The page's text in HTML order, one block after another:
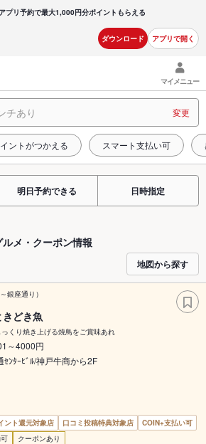
プリ予約で最大1,000円分ポイントもらえる
ダウンロード アプリで開く
マイメニュー
あり 変更
ントがつかえる スマート支払い可
明日予約できる 日時指定
メ・クーポン情報
地図から探す
銀座通り）
どき魚
くり焼き上げる焼鳥をご賞味あれ
～4000円
ｾﾝﾀｰﾋﾞﾙ/神戸牛商から2F
ント還元対象店 口コミ投稿特典対象店
COIN+支払い可
クーポンあり